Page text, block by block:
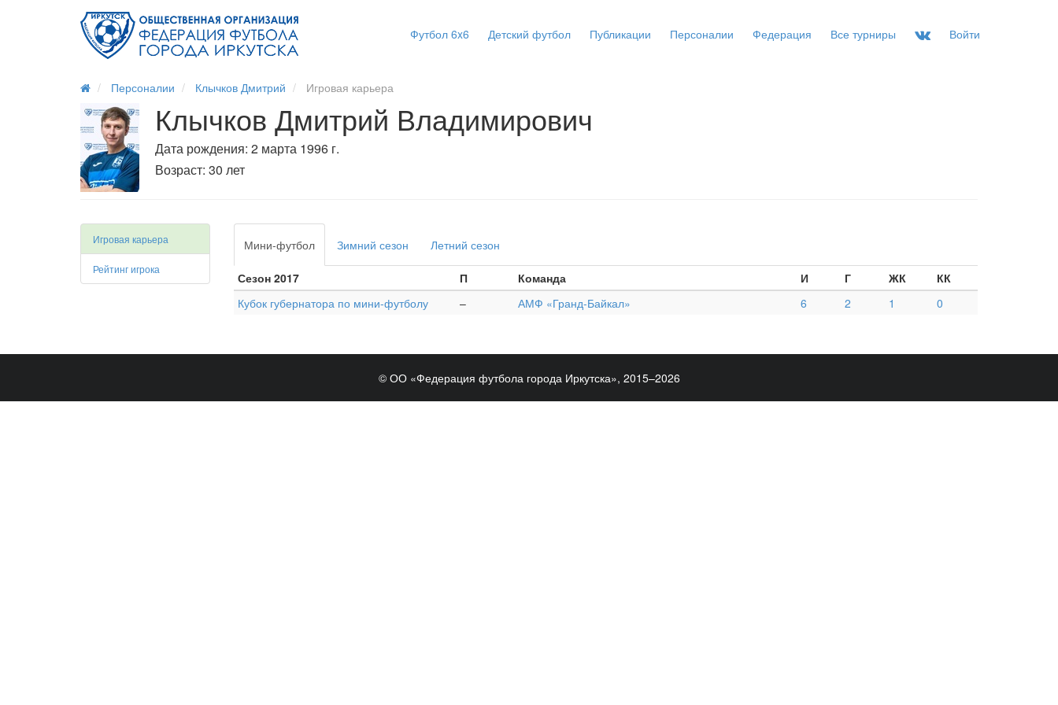
Футбол 6x6 Детский футбол Публикации Персоналии Федерация Все турниры Войти
Персоналии Клычков Дмитрий Игровая карьера
Клычков Дмитрий Владимирович
Дата рождения: 2 марта 1996 г.
Возраст: 30 лет
Игровая карьера
Рейтинг игрока
Мини-футбол Зимний сезон Летний сезон
Сезон 2017 П Команда И Г ЖК
КК
Кубок губернатора по мини-футболу
– АМФ «Гранд-Байкал» 6 2 1 0
© ОО «Федерация футбола города Иркутска», 2015–2026